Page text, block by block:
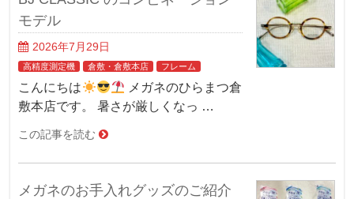
モデル
2026年7月29日
高精度測定機 倉敷・倉敷本店 フレーム
こんにちは
メガネのひらまつ倉
敷本店です。 暑さが厳しくなっ …
この記事を読む
メガネのお手入れグッズのご紹介